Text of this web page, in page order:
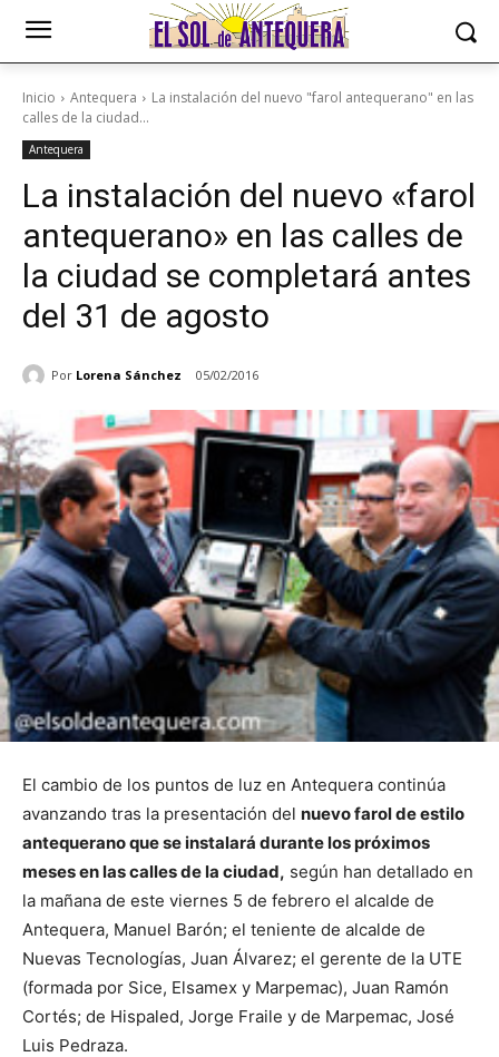
Inicio Antequera
La instalación del nuevo "farol antequerano" en las
calles de la ciudad...
Antequera
La instalación del nuevo «farol
antequerano» en las calles de
la ciudad se completará antes
del 31 de agosto
Por Lorena Sánchez 05/02/2016
El cambio de los puntos de luz en Antequera continúa
avanzando tras la presentación del nuevo farol de estilo
antequerano que se instalará durante los próximos
meses en las calles de la ciudad, según han detallado en
la mañana de este viernes 5 de febrero el alcalde de
Antequera, Manuel Barón; el teniente de alcalde de
Nuevas Tecnologías, Juan Álvarez; el gerente de la UTE
(formada por Sice, Elsamex y Marpemac), Juan Ramón
Cortés; de Hispaled, Jorge Fraile y de Marpemac, José
Luis Pedraza.